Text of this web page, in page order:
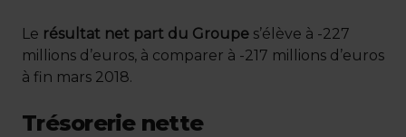
Le résultat net part du Groupe s’élève à -227
millions d’euros, à comparer à -217 millions d’euros
à fin mars 2018.
Trésorerie nette